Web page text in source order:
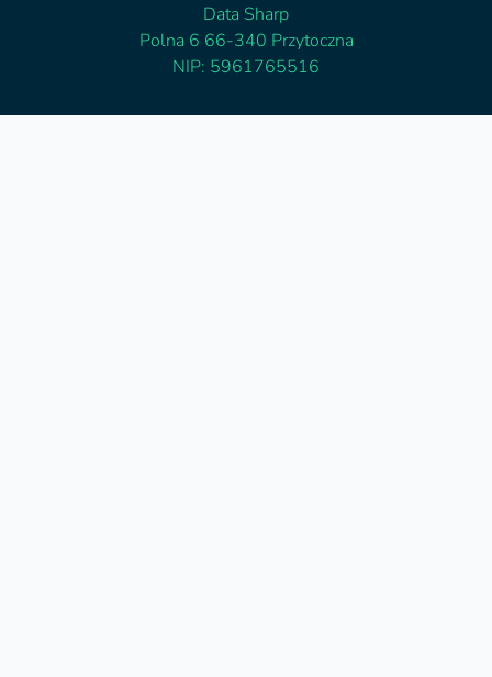
Data Sharp
Polna 6 66-340 Przytoczna
NIP: 5961765516